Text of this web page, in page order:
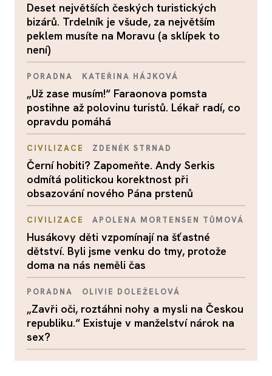
Deset největších českých turistických
bizárů. Trdelník je všude, za největším
peklem musíte na Moravu (a sklípek to
není)
PORADNA KATEŘINA HÁJKOVÁ
„Už zase musím!“ Faraonova pomsta
postihne až polovinu turistů. Lékař radí, co
opravdu pomáhá
CIVILIZACE ZDENĚK STRNAD
Černí hobiti? Zapomeňte. Andy Serkis
odmítá politickou korektnost při
obsazování nového Pána prstenů
CIVILIZACE APOLENA MORTENSEN TŮMOVÁ
Husákovy děti vzpomínají na šťastné
dětství. Byli jsme venku do tmy, protože
doma na nás neměli čas
PORADNA OLIVIE DOLEŽELOVÁ
„Zavři oči, roztáhni nohy a mysli na Českou
republiku.“ Existuje v manželství nárok na
sex?